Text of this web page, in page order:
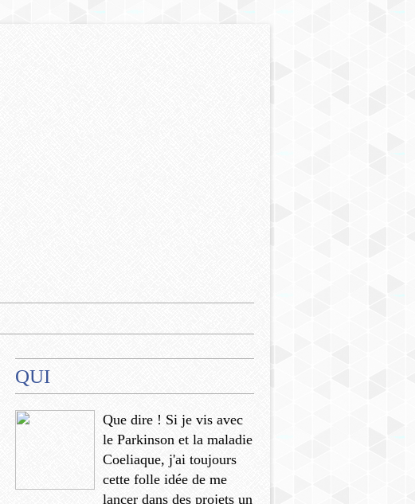
QUI
Que dire ! Si je vis avec
le Parkinson et la maladie
Coeliaque, j'ai toujours
cette folle idée de me
lancer dans des projets un